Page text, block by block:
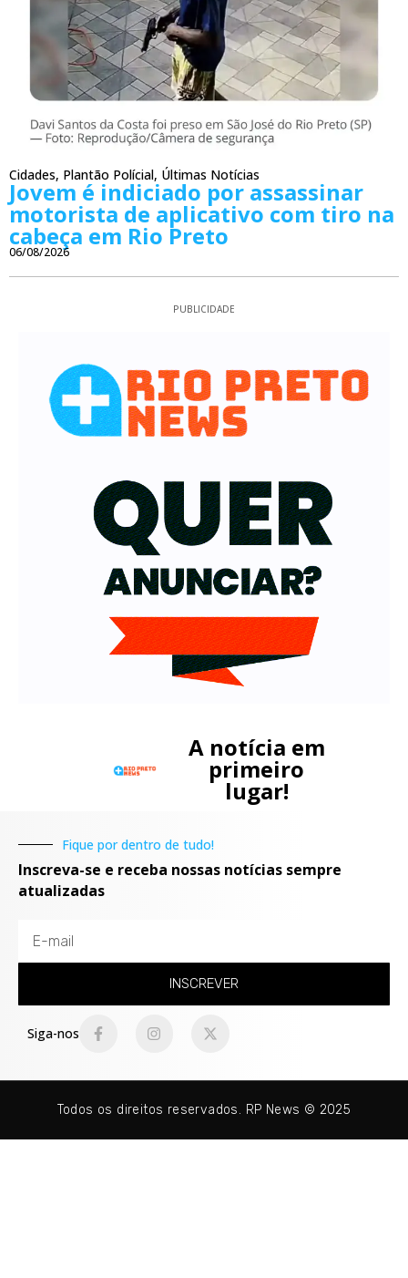
Cidades, Plantão Polícial, Últimas Notícias
Jovem é indiciado por assassinar
motorista de aplicativo com tiro na
cabeça em Rio Preto
06/08/2026
PUBLICIDADE
A notícia em
primeiro
lugar!
Fique por dentro de tudo!
Inscreva-se e receba nossas notícias sempre
atualizadas
INSCREVER
Siga-nos
Todos os direitos reservados. RP News © 2025